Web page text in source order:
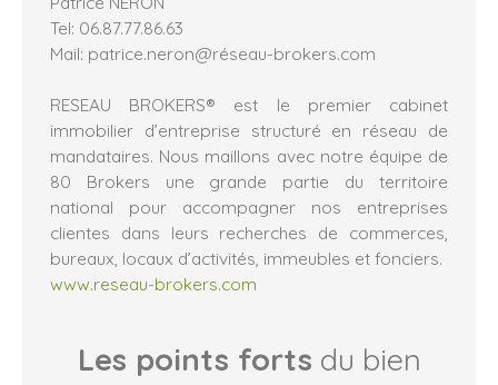
Tel: 06.87.77.86.63
Mail: patrice.neron@réseau-brokers.com
RESEAU BROKERS® est le premier cabinet
immobilier d’entreprise structuré en réseau de
mandataires. Nous maillons avec notre équipe de
80 Brokers une grande partie du territoire
national pour accompagner nos entreprises
clientes dans leurs recherches de commerces,
bureaux, locaux d’activités, immeubles et fonciers.
www.reseau-brokers.com
Les points forts du bien